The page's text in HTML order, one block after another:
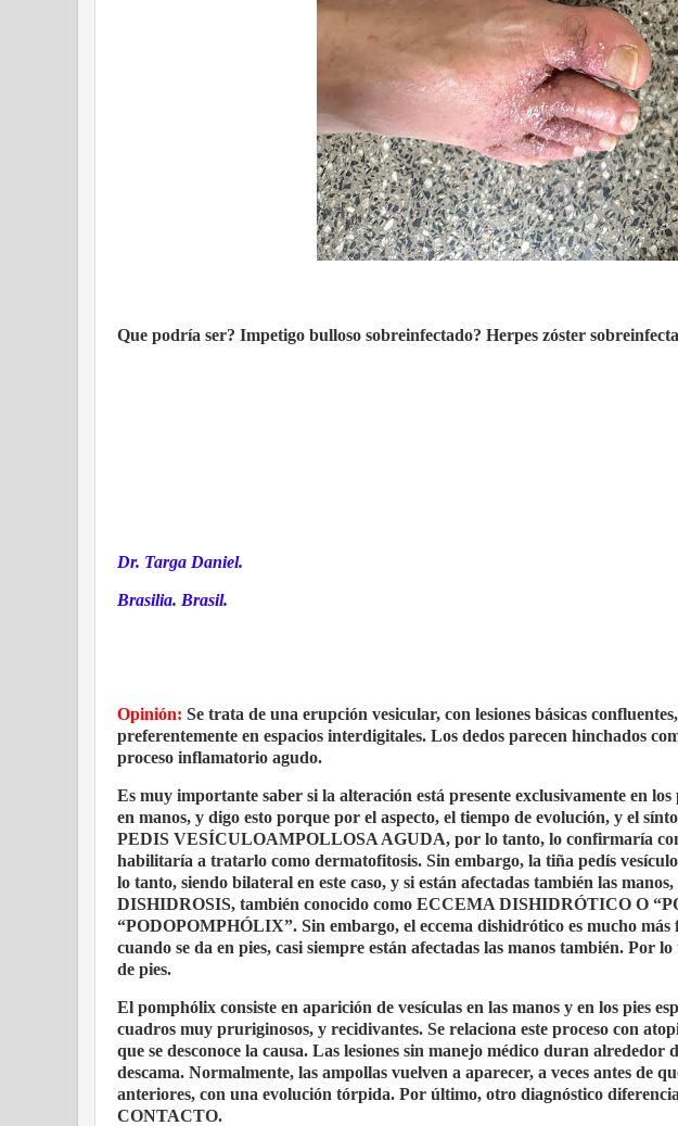
Que podría ser? Impetigo bulloso sobreinfectado? Herpes zóster
Dr. Targa Daniel.
Brasilia. Brasil.
Opinión: Se trata de una erupción vesicular, con lesiones básicas
preferentemente en espacios interdigitales. Los dedos parecen hinchados
proceso inflamatorio agudo.
Es muy importante saber si la alteración está presente exclusivamente en
en manos, y digo esto porque por el aspecto, el tiempo de evolución, y el
PEDIS VESÍCULOAMPOLLOSA AGUDA, por lo tanto, lo confirmaría
habilitaría a tratarlo como dermatofitosis. Sin embargo, la tiña pedís
lo tanto, siendo bilateral en este caso, y si están afectadas también las
DISHIDROSIS, también conocido como ECCEMA DISHIDRÓTICO O
“PODOPOMPHÓLIX”. Sin embargo, el eccema dishidrótico es mucho más
cuando se da en pies, casi siempre están afectadas las manos también. Por
de pies.
El pomphólix consiste en aparición de vesículas en las manos y en los pies
cuadros muy pruriginosos, y recidivantes. Se relaciona este proceso con
que se desconoce la causa. Las lesiones sin manejo médico duran alrededor
descama. Normalmente, las ampollas vuelven a aparecer, a veces antes de
anteriores, con una evolución tórpida. Por último, otro diagnóstico
CONTACTO.